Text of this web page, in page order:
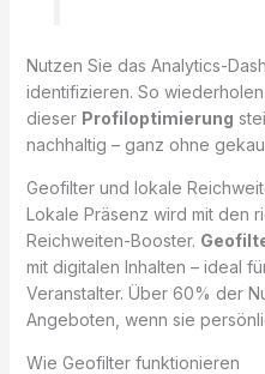
Nutzen Sie das Analytics-
identifizieren. So
dieser Profiloptimierung
nachhaltig – ganz ohne
Geofilter und lokale
Lokale Präsenz wird mit den
Reichweiten-Booster.
mit digitalen Inhalten – ideal
Veranstalter. Über 60% der
Angeboten, wenn sie
Wie Geofilter funktionieren